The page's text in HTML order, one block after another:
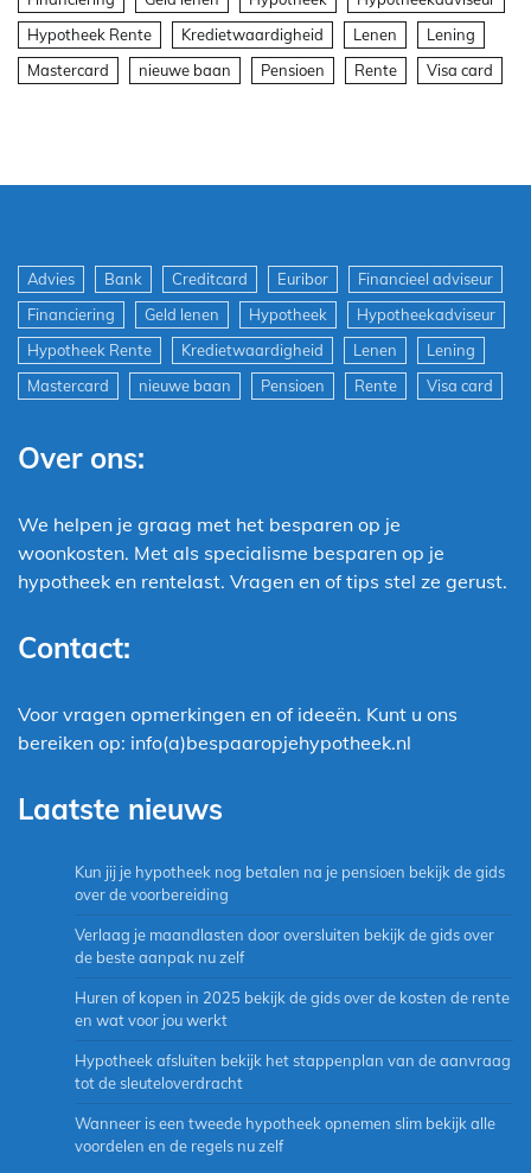
Hypotheek Rente
Kredietwaardigheid Lenen
Lening
Mastercard
nieuwe baan Pensioen Rente Visa card
Advies Bank Creditcard Euribor
Financieel adviseur
Financiering
Geld lenen Hypotheek
Hypotheekadviseur
Hypotheek Rente
Kredietwaardigheid Lenen
Lening
Mastercard
nieuwe baan Pensioen Rente Visa card
Over ons:
We helpen je graag met het besparen op je
woonkosten. Met als specialisme besparen op je
hypotheek en rentelast. Vragen en of tips stel ze gerust.
Contact:
Voor vragen opmerkingen en of ideeën. Kunt u ons
bereiken op: info(a)bespaaropjehypotheek.nl
Laatste nieuws
Kun jij je hypotheek nog betalen na je pensioen bekijk de gids
over de voorbereiding
Verlaag je maandlasten door oversluiten bekijk de gids over
de beste aanpak nu zelf
Huren of kopen in 2025 bekijk de gids over de kosten de rente
en wat voor jou werkt
Hypotheek afsluiten bekijk het stappenplan van de aanvraag
tot de sleuteloverdracht
Wanneer is een tweede hypotheek opnemen slim bekijk alle
voordelen en de regels nu zelf